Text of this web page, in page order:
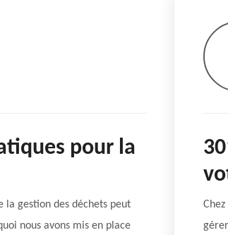
pour la
la gestion des déchets peut
nous avons mis en place